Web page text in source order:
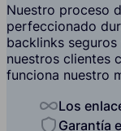
Nuestro proceso
perfeccionado
backlinks
nuestros clientes
funciona nuestro
Los
Garantía